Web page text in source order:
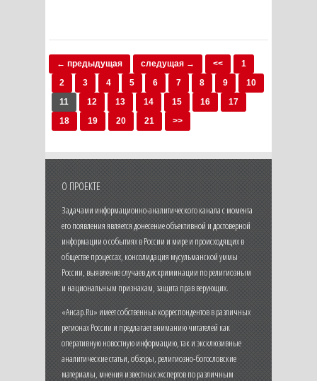
← предыдущая следущая → <<
1
2
3 4 5 6 7 8 9
10
11
12 13 14 15 16
17
18
19 20 21 >>
О ПРОЕКТЕ
Задачами информационно-аналитического канала с момента
его появления является донесение объективной и достоверной
информации о событиях в России и мире и происходящих в
обществе процессах, консолидация мусульманской уммы
России, выявление случаев дискриминации по религиозным
и национальным признакам, защита прав верующих.
«Ансар.Ru» имеет собственных корреспондентов в различных
регионах России и предлагает вниманию читателей как
оперативную новостную информацию, так и эксклюзивные
аналитические статьи, обзоры, религиозно-богословские
материалы, мнения известных экспертов по различным